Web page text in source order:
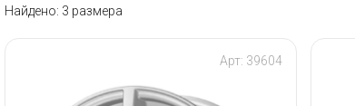
Найдено: 3 размера
Арт: 39604